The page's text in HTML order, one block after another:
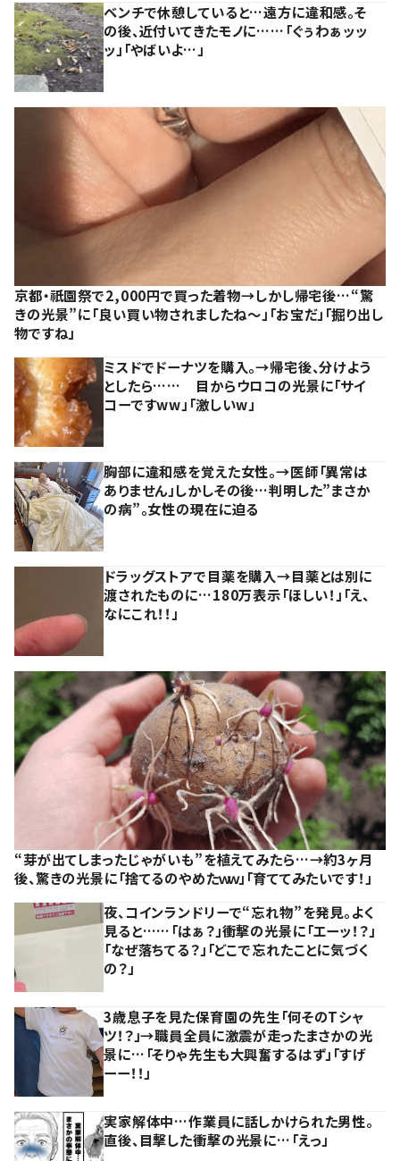
ベンチで休憩していると…遠方に違和感。そ
の後、近付いてきたモノに……「ぐぅわぁッッ
ッ」「やばいよ…」
京都・祇園祭で2,000円で買った着物→しかし帰宅後…“驚
きの光景”に「良い買い物されましたね～」「お宝だ」「掘り出し
物ですね」
ミスドでドーナツを購入。→帰宅後、分けよう
としたら…… 目からウロコの光景に「サイ
コーですww」「激しいw」
胸部に違和感を覚えた女性。→医師「異常は
ありません」しかしその後…判明した”まさか
の病”。女性の現在に迫る
ドラッグストアで目薬を購入→目薬とは別に
渡されたものに…180万表示「ほしい！」「え、
なにこれ！！」
“芽が出てしまったじゃがいも”を植えてみたら…→約3ヶ月
後、驚きの光景に「捨てるのやめたｗｗ」「育ててみたいです！」
夜、コインランドリーで“忘れ物”を発見。よく
見ると……「はぁ？」衝撃の光景に「エーッ！？」
「なぜ落ちてる？」「どこで忘れたことに気づく
の？」
3歳息子を見た保育園の先生「何そのTシャ
ツ！？」→職員全員に激震が走ったまさかの光
景に…「そりゃ先生も大興奮するはず」「すげ
ーー！！」
実家解体中…作業員に話しかけられた男性。
直後、目撃した衝撃の光景に…「えっ」